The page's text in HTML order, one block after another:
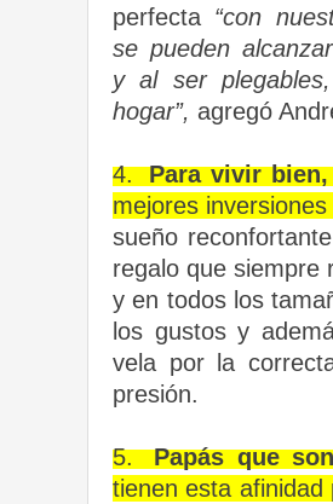
perfecta “con
se pueden
y al ser
hogar”, agregó
4. Para vivir
mejores
sueño
regalo que siempre
y en todos los
los gustos y
vela por la
presión.
5.
Papás que
tienen esta